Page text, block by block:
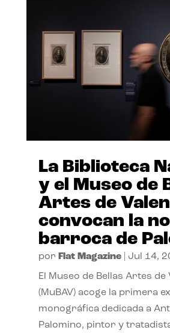
La Biblioteca
y el Museo de
Artes de
convocan la
barroca de
por Flat Magazine| Jul 14,
El Museo de Bellas Artes de
(MuBAV) acoge la primera
monográfica dedicada a
Palomino, pintor y